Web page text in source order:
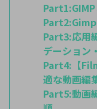
Part1:
Part2:
Part3:応用
デーション
Part4: 【
適な動画編
Part5:動画